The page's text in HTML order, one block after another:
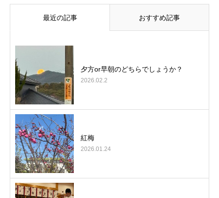
最近の記事 おすすめ記事
夕方or早朝のどちらでしょうか？
2026.02.2
紅梅
2026.01.24